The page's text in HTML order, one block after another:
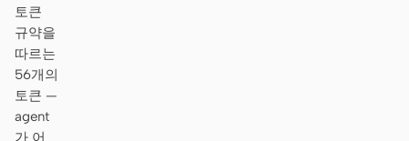
토큰
규약을
따르는
56개의
토큰 —
agent
가 어